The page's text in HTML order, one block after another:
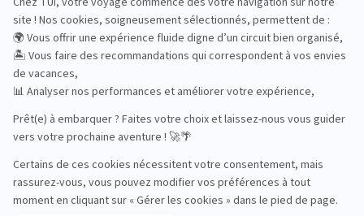
Road Trips
Sénior